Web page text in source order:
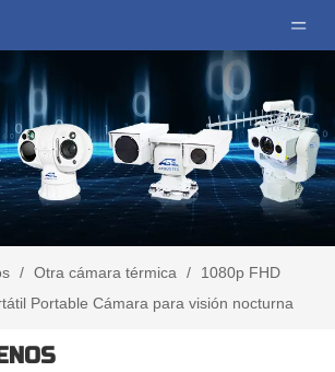
/ Otra cámara térmica /
1080p FHD
Portable Cámara para visión nocturna